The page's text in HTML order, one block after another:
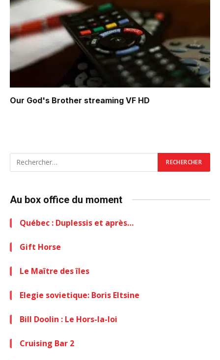
Our God's Brother streaming VF HD
Au box office du moment
Québec : Duplessis et après…
Gift Horse
Le Maître des îles
Elegie sovietique: Boris Eltsine
Bill Doolin : Le Hors-la-loi
Cruising Bar 2